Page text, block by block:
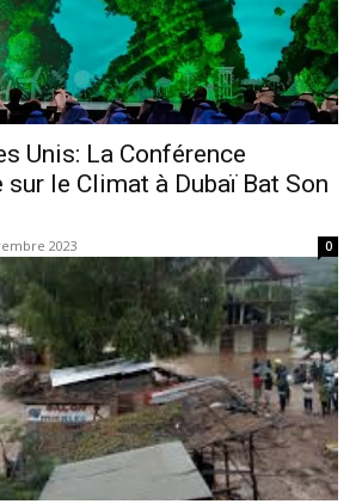
Unis: La Conférence
le Climat à Dubaï Bat Son
2023 0